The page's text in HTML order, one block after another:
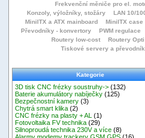
Frekvenční měniče pro el.
Konzoly, výložníky, stožáry
LAN 10/
MiniITX a ATX mainboard
MiniITX
Převodníky - konvertory
PWM regulace
Routery low-cost
Routery
Tiskové servery a
Kategorie
3D tisk CNC frézky soustruhy-> (132)
Baterie akumulátory nabíječky (125)
Bezpečnostní kamery (3)
Chytrá smart klika (2)
CNC frézky na plasty + AL
(1)
Fotovoltaika FV technika (29)
Silnoproudá technika 230V a více (8)